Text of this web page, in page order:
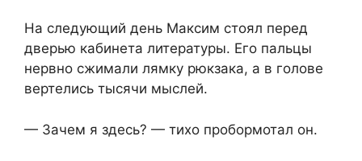
На следующий день Максим стоял перед
дверью кабинета литературы.⁨ Его пальцы
нервно сжимали лямку рюкзака, а в голове
вертелись тысячи мыслей.
— Зачем я здесь? —⁨ тихо пробормотал он.